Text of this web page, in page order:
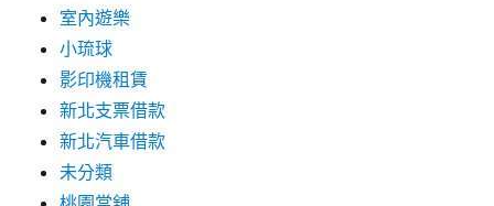
室內遊樂
小琉球
影印機租賃
新北支票借款
新北汽車借款
未分類